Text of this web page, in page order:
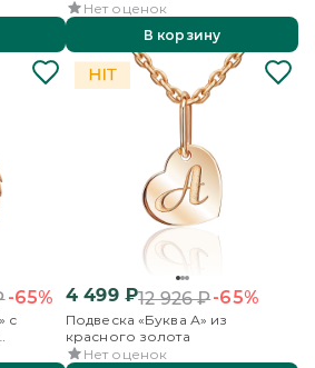
Нет оценок
В корзину
-65%
с
4 499₽12 926₽-65%
Подвеска «Буква А» из
красного золота
Нет оценок